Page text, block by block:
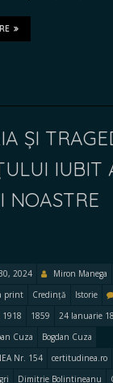
ȘI
IUBIT
NOASTRE
2024 Miron Manega
print
Credință Istorie
1918
1859
24 Ianuarie
Cuza
Bogdan Cuza
Nr. 154
certitudinea.ro
Dimitrie Bolintineanu